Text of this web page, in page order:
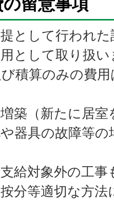
として行われ
として取り扱
積算のみの費
築（新たに居
器具の故障等
給対象外の工
分等適切な方